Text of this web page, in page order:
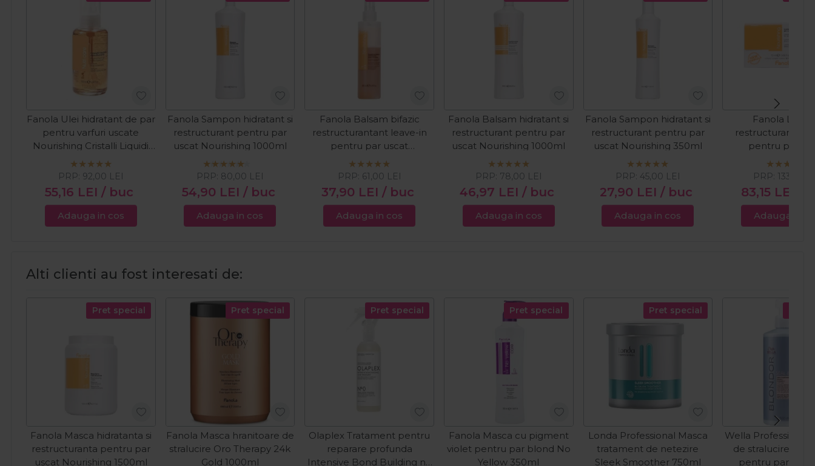
Fanola Ulei hidratant de par
pentru varfuri uscate
Nourishing Cristalli Liquidi
100ml
55,16 LEI / buc
PRP: 92,00 LEI
Adauga in cos
Fanola Sampon hidratant si
restructurant pentru par
uscat Nourishing 1000ml
54,90 LEI / buc
PRP: 80,00 LEI
Adauga in cos
Fanola Balsam bifazic
restructurantant leave-in
pentru par uscat
Nourishing Bi-Phase 200ml
37,90 LEI / buc
PRP: 61,00 LEI
Adauga in cos
Fanola Balsam hidratant si
restructurant pentru par
uscat Nourishing 1000ml
46,97 LEI / buc
PRP: 78,00 LEI
Adauga in cos
Fanola Sampon hidratant si
restructurant pentru par
uscat Nourishing 350ml
27,90 LEI / buc
PRP: 45,00 LEI
Adauga in cos
Fanola
restructuranta
pentru par
Nourishing 12
83,15 LEI
PRP: 133,00
Adauga in
Alti clienti au fost interesati de:
Pret special
Fanola Masca hidratanta si
restructuranta pentru par
uscat Nourishing 1500ml
Pret special
Fanola Masca hranitoare de
stralucire Oro Therapy 24k
Gold 1000ml
Pret special
Olaplex Tratament pentru
reparare profunda
Intensive Bond Building nr.
Pret special
Fanola Masca cu pigment
violet pentru par blond No
Yellow 350ml
Pret special
Londa Professional Masca
tratament de netezire
Sleek Smoother 750ml
Wella
de stralucire cu
pentru par